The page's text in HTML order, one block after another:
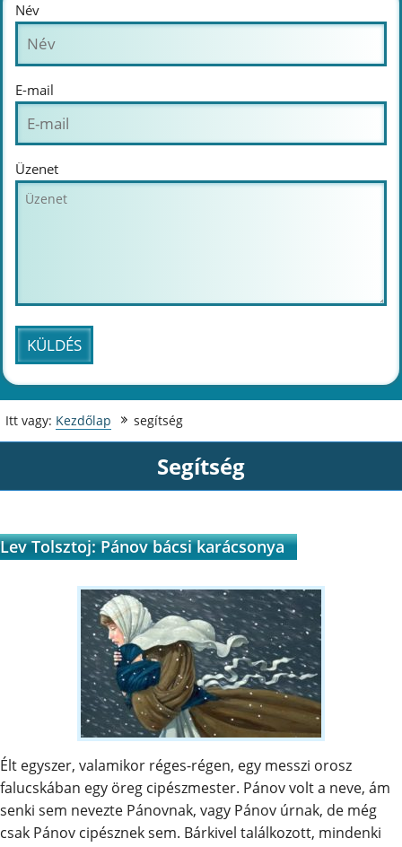
Név
E-mail
Üzenet
Itt vagy: Kezdőlap segítség
segítség
Lev Tolsztoj: Pánov bácsi karácsonya
Élt egyszer, valamikor réges-régen, egy messzi orosz
falucskában egy öreg cipészmester. Pánov volt a neve, ám
senki sem nevezte Pánovnak, vagy Pánov úrnak, de még
csak Pánov cipésznek sem. Bárkivel találkozott, mindenki